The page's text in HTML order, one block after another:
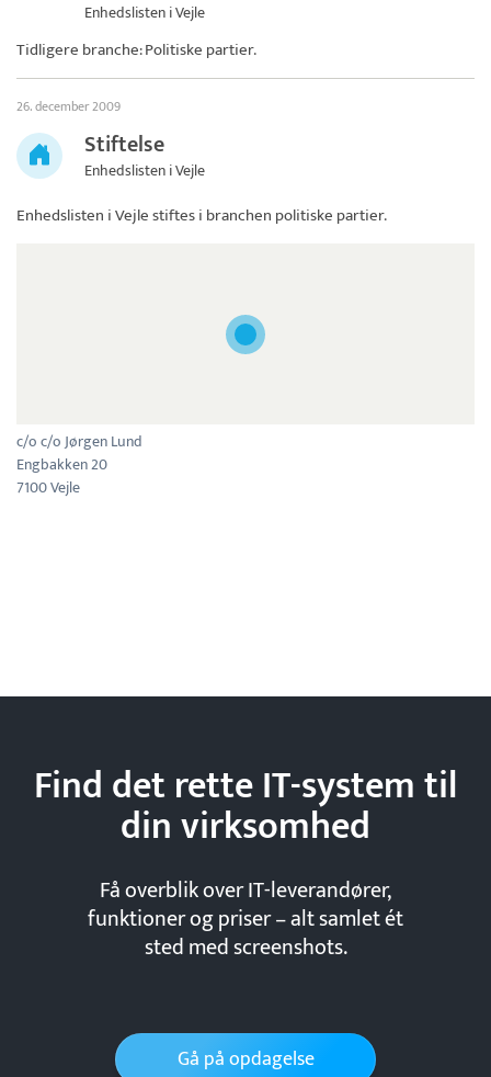
Enhedslisten i Vejle
Tidligere branche: Politiske partier.
26. december 2009
Stiftelse
Enhedslisten i Vejle
Enhedslisten i Vejlestiftes i branchen politiske partier.
c/o c/o Jørgen Lund
Engbakken 20
7100 Vejle
Find det rette IT-system til
dinvirksomhed
Få overblik over IT-leverandører,
funktioner og priser – alt samlet ét
sted med screenshots.
Gå på opdagelse